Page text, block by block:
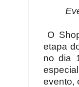
O
etapa
no dia
evento,